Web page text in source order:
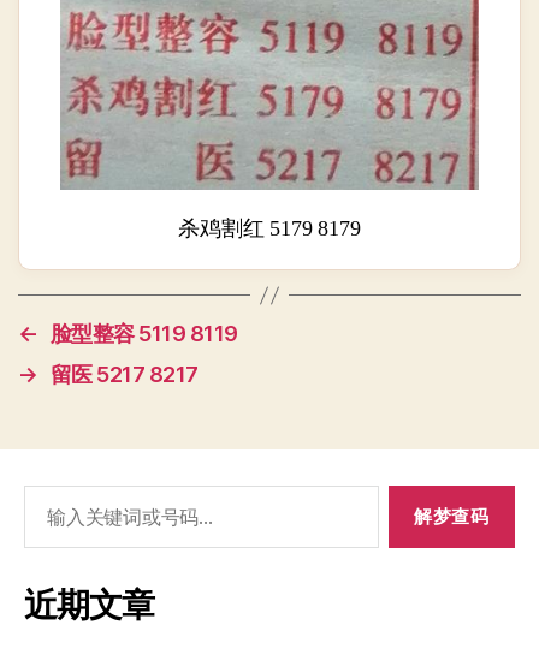
杀鸡割红 5179 8179
←
脸型整容 5119 8119
→
留医 5217 8217
索：
近期文章